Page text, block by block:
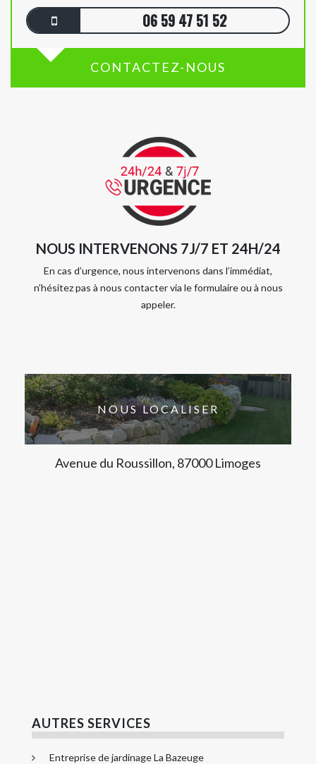
06 59 47 51 52
CONTACTEZ-NOUS
NOUS INTERVENONS 7J/7 ET 24H/24
En cas d’urgence, nous intervenons dans l’immédiat,
n’hésitez pas à nous contacter via le formulaire ou à nous
appeler.
NOUS LOCALISER
Avenue du Roussillon, 87000 Limoges
AUTRES SERVICES
Entreprise de jardinage La Bazeuge